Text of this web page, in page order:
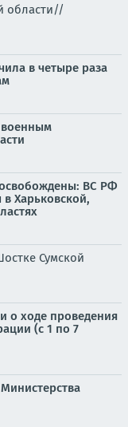
области//
в четыре раза
военным
ВС РФ
Харьковской,
Сумской
о ходе проведения
(с 1 по 7